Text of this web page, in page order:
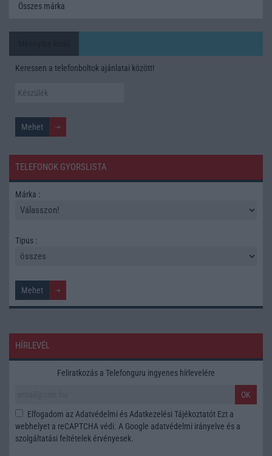
Összes márka
Keressen a telefonboltok ajánlatai között!
TELEFONOK GYORSLISTA
Márka :
Tipus :
HÍRLEVÉL
Feliratkozás a Telefonguru ingyenes hírlevelére
OK
Elfogadom az Adatvédelmi és Adatkezelési Tájékoztatót Ezt a
webhelyet a reCAPTCHA védi. A Google adatvédelmi irányelve és a
szolgáltatási feltételek érvényesek.